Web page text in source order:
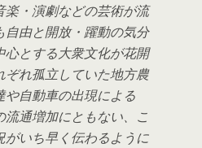
楽・演劇などの芸術が流
自由と開放・躍動の気分
心とする大衆文化が花開
ぞれ孤立していた地方農
自動車の出現による
流通増加にともない、こ
がいち早く伝わるように